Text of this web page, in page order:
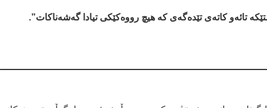
تائەو کاتەی تێدەگەی کە هیچ رووەکێکی تیادا گەشەناکات”.